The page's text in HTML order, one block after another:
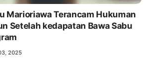
Marioriawa Terancam Hukuman
Setelah kedapatan Bawa Sabu
2025